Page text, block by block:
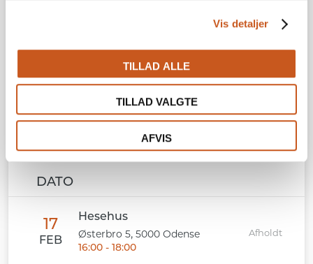
Vis detaljer
TILLAD ALLE
TILLAD VALGTE
AFVIS
Tilmelding via Erhvervshus Fyn senest 15.
Tilmeld dig her
DATO
17
FEB
Hesehus
Østerbro 5,5000 Odense
16:00 - 18:00
Afholdt